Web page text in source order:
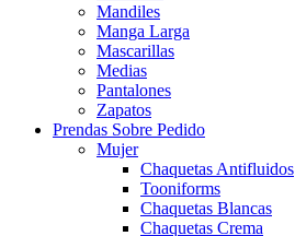
Mandiles
Manga Larga
Mascarillas
Medias
Pantalones
Zapatos
Prendas Sobre Pedido
Mujer
Chaquetas Antifluidos
Tooniforms
Chaquetas Blancas
Chaquetas Crema